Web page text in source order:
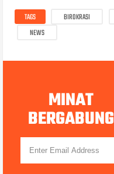
TAGS BIROKRASI
NEWS
MINAT
BERGABUNG